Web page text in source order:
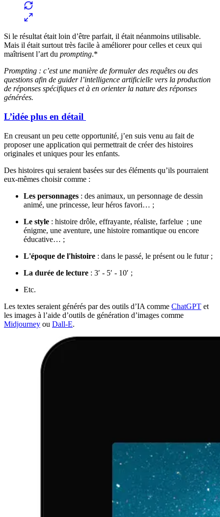
Si le résultat était loin d’être parfait, il était néanmoins utilisable.
Mais il était surtout très facile à améliorer pour celles et ceux qui
maîtrisent l’art du prompting.*
Prompting : c’est une manière de formuler des requêtes ou des
questions afin de guider l’intelligence artificielle vers la production
de réponses spécifiques et à en orienter la nature des réponses
générées.
L’idée plus en détail
En creusant un peu cette opportunité, j’en suis venu au fait de
proposer une application qui permettrait de créer des histoires
originales et uniques pour les enfants.
Des histoires qui seraient basées sur des éléments qu’ils pourraient
eux-mêmes choisir comme :
Les personnages : des animaux, un personnage de dessin
animé, une princesse, leur héros favori… ;
Le style : histoire drôle, effrayante, réaliste, farfelue ; une
énigme, une aventure, une histoire romantique ou encore
éducative… ;
L'époque de l'histoire : dans le passé, le présent ou le futur ;
La durée de lecture : 3′ - 5′ - 10′ ;
Etc.
Les textes seraient générés par des outils d’IA comme ChatGPT et
les images à l’aide d’outils de génération d’images comme
Midjourney ou Dall-E.